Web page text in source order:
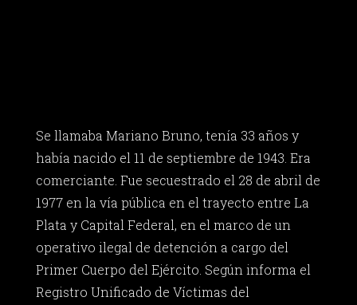
Se llamaba Mariano Bruno, tenía 33 años y
había nacido el 11 de septiembre de 1943. Era
comerciante. Fue secuestrado el 28 de abril de
1977 en la vía pública en el trayecto entre La
Plata y Capital Federal, en el marco de un
operativo ilegal de detención a cargo del
Primer Cuerpo del Ejército. Según informa el
Registro Unificado de Víctimas del